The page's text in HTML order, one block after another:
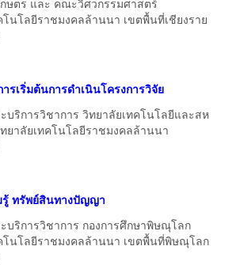
โนโลยีราชมงคลล้านนา เขตพื้นที่เชียงราย
รเริ่มต้นการดําเนินโครงการวิจัย
บริการวิชาการ วิทยาลัยเทคโนโลยีและสห
ยาลัยเทคโนโลยีราชมงคลล้านนา
รู้ ทรัพย์สินทางปัญญา
บริการวิชาการ กองการศึกษาพิษณุโลก
โนโลยีราชมงคลล้านนา เขตพื้นที่พิษณุโลก